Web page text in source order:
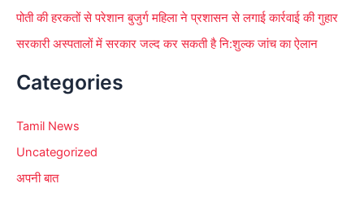
पोती की हरकतों से परेशान बुजुर्ग महिला ने प्रशासन से लगाई कार्रवाई की गुहार
सरकारी अस्पतालों में सरकार जल्द कर सकती है नि:शुल्क जांच का ऐलान
Categories
Tamil News
Uncategorized
अपनी बात